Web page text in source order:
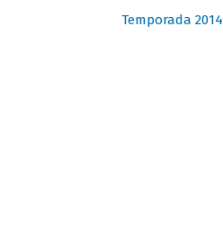
Temporada 2014